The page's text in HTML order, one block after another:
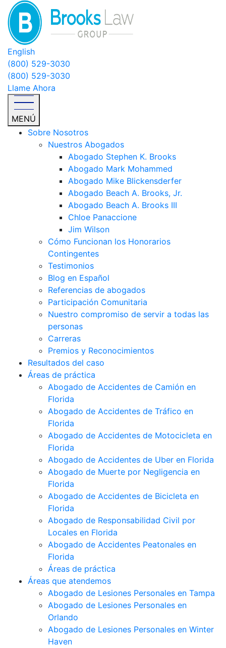
English
(800) 529-3030
(800) 529-3030
Llame Ahora
MENÚ
Sobre Nosotros
Nuestros Abogados
Abogado Stephen K. Brooks
Abogado Mark Mohammed
Abogado Mike Blickensderfer
Abogado Beach A. Brooks, Jr.
Abogado Beach A. Brooks III
Chloe Panaccione
Jim Wilson
Cómo Funcionan los Honorarios
Contingentes
Testimonios
Blog en Español
Referencias de abogados
Participación Comunitaria
Nuestro compromiso de servir a todas las
personas
Carreras
Premios y Reconocimientos
Resultados del caso
Áreas de práctica
Abogado de Accidentes de Camión en
Florida
Abogado de Accidentes de Tráfico en
Florida
Abogado de Accidentes de Motocicleta en
Florida
Abogado de Accidentes de Uber en Florida
Abogado de Muerte por Negligencia en
Florida
Abogado de Accidentes de Bicicleta en
Florida
Abogado de Responsabilidad Civil por
Locales en Florida
Abogado de Accidentes Peatonales en
Florida
Áreas de práctica
Áreas que atendemos
Abogado de Lesiones Personales en Tampa
Abogado de Lesiones Personales en
Orlando
Abogado de Lesiones Personales en Winter
Haven